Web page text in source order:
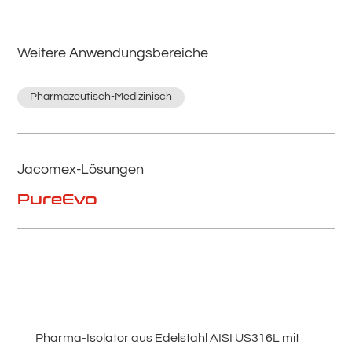
Weitere Anwendungsbereiche
Pharmazeutisch-Medizinisch
Jacomex-Lösungen
PureEvo
Pharma-Isolator aus Edelstahl AISI US316L mit